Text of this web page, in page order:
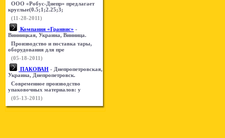
ООО «Робус-Днепр» предлагает
круглые(0.5;1;2.25;3;
(11-28-2011)
Компания «Гранвис» -
Винницкая, Украина, Винница.
Производство и поставка тары,
оборудования для пре
(05-18-2011)
ПАКОВАН - Днепропетровская,
Украина, Днепропетровск.
Современное производство
упаковочных материалов: у
(05-13-2011)